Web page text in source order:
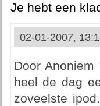
Je hebt een
02-01-2007,
Door
heel de dag
zoveelste